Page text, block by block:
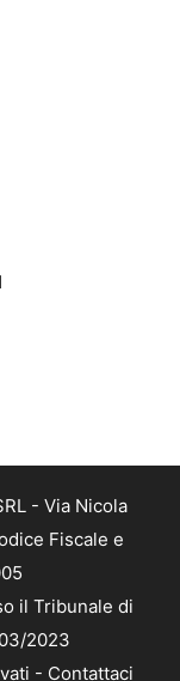
- Via Nicola
Fiscale e
il Tribunale di
2023
- Contattaci